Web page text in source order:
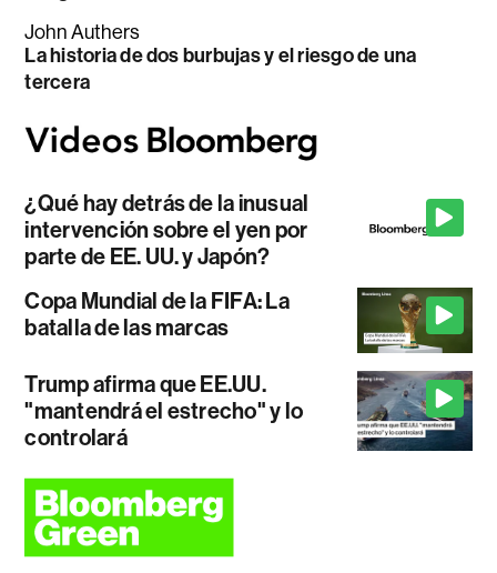
John Authers
La historia de dos burbujas y el riesgo de una
tercera
¿Qué hay detrás de la inusual
intervención sobre el yen por
parte de EE. UU. y Japón?
Copa Mundial de la FIFA: La
batalla de las marcas
Trump afirma que EE.UU.
"mantendrá el estrecho" y lo
controlará